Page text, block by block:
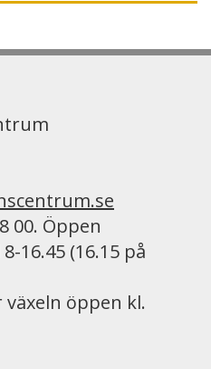
00. Öppen
16.45 (16.15 på
öppen kl.